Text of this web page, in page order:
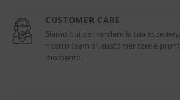
CUSTOMER CARE
Siamo qui per rendere la tua
nostro team di customer care è
momento.